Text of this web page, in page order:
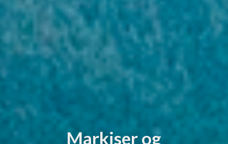
Markiser og